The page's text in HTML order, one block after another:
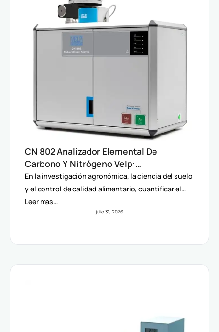
CN 802 Analizador Elemental De
Carbono Y Nitrógeno Velp:
Determinación Rápida Por Método
Dumas (TC, TOC, TIC Y TN)
En la investigación agronómica, la ciencia del suelo
y el control de calidad alimentario, cuantificar el…
Leer mas…
julio 31, 2026